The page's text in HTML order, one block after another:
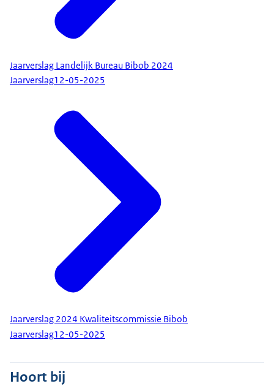
Jaarverslag Landelijk Bureau Bibob 2024
Jaarverslag12-05-2025
Jaarverslag 2024 Kwaliteitscommissie Bibob
Jaarverslag12-05-2025
Hoort bij